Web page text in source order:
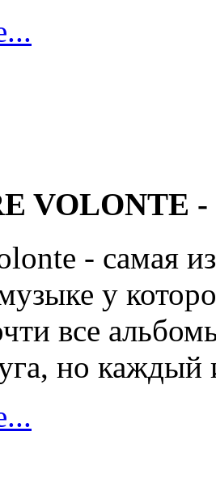
VOLONTE
- самая
у
все
но